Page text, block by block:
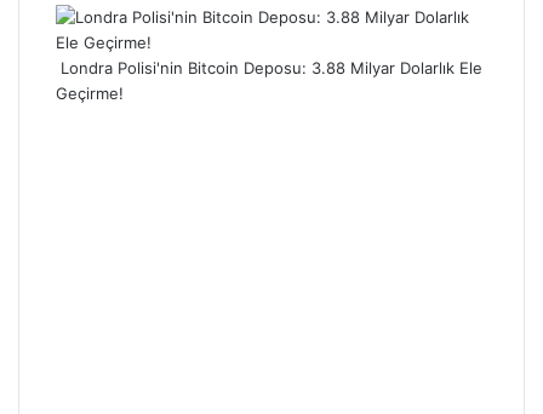
göndermek
Londra Polisi'nin Bitcoin Deposu: 3.88 Milyar Dolarlık Ele
Geçirme!